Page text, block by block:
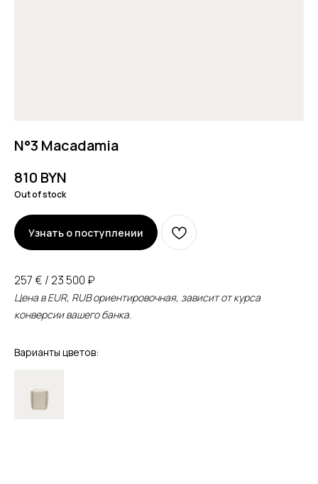
N°3 Macadamia
810 BYN
Out of stock
Узнать о поступлении
257 € / 23 500 ₽
Цена в EUR, RUB ориентировочная, зависит от курса
конверсии вашего банка.
Варианты цветов: